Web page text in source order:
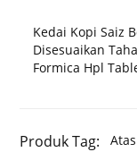
Kedai Kopi Saiz
Disesuaikan
Formica Hpl
Produk Tag: